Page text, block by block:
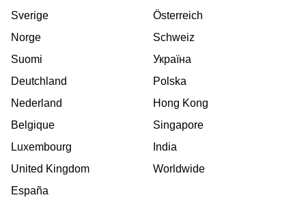
Sverige
Norge
Suomi
Deutchland
Nederland
Belgique
Luxembourg
United Kingdom
España
Österreich
Schweiz
Україна
Polska
Hong Kong
Singapore
India
Worldwide